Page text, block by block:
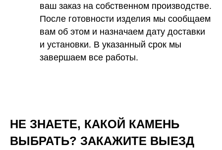
ваш заказ на собственном производстве.
После готовности изделия мы сообщаем
вам об этом и назначаем дату доставки
и установки. В указанный срок мы
завершаем все работы.
НЕ ЗНАЕТЕ, КАКОЙ КАМЕНЬ
ВЫБРАТЬ? ЗАКАЖИТЕ ВЫЕЗД